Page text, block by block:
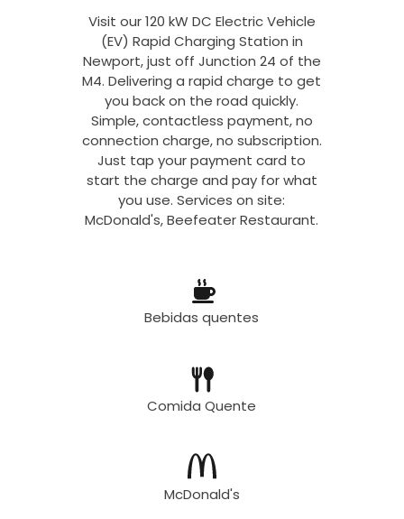
Visit our 120 kW DC Electric Vehicle
(EV) Rapid Charging Station in
Newport, just off Junction 24 of the
M4. Delivering a rapid charge to get
you back on the road quickly.
Simple, contactless payment, no
connection charge, no subscription.
Just tap your payment card to
start the charge and pay for what
you use. Services on site:
McDonald's, Beefeater Restaurant.
Bebidas quentes
Comida Quente
McDonald's